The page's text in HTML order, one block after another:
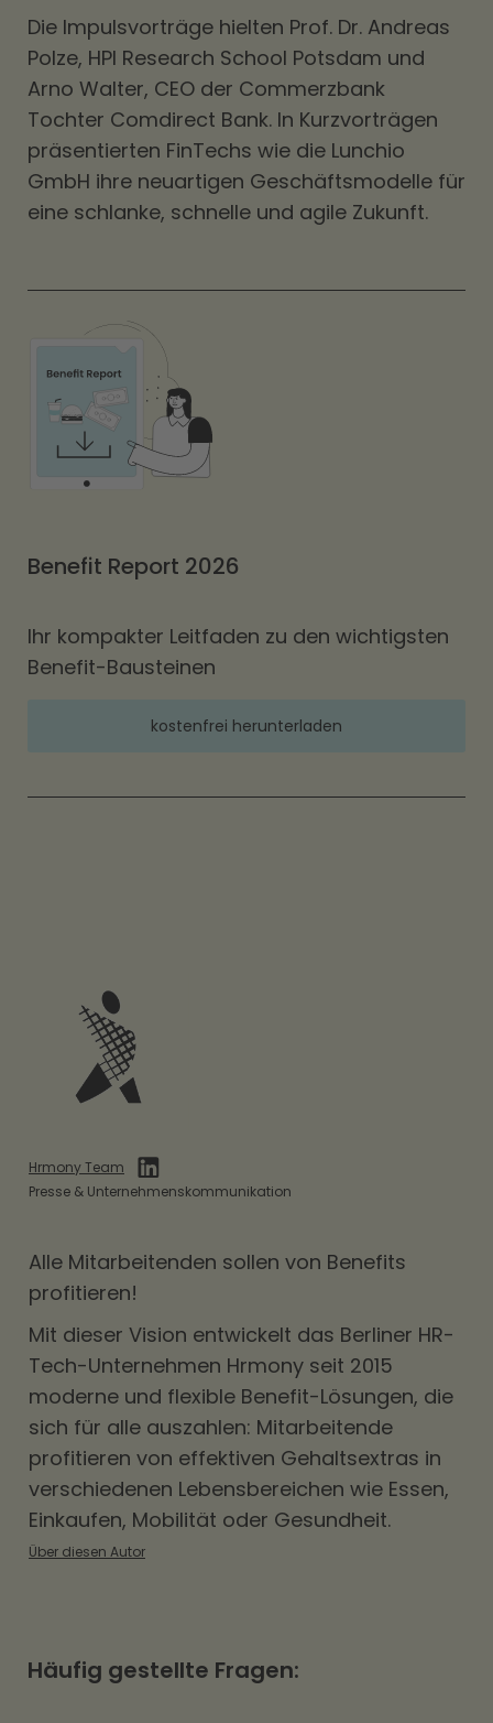
Die Impulsvorträge hielten Prof. Dr. Andreas
Polze, HPI Research School Potsdam und
Arno Walter, CEO der Commerzbank
Tochter Comdirect Bank. In Kurzvorträgen
präsentierten FinTechs wie die Lunchio
GmbH ihre neuartigen Geschäftsmodelle für
eine schlanke, schnelle und agile Zukunft.
Benefit Report 2026
Ihr kompakter Leitfaden zu den wichtigsten
Benefit-Bausteinen
kostenfrei herunterladen
Hrmony Team
Presse & Unternehmenskommunikation
Alle Mitarbeitenden sollen von Benefits
profitieren!
Mit dieser Vision entwickelt das Berliner HR-
Tech-Unternehmen Hrmony seit 2015
moderne und flexible Benefit-Lösungen, die
sich für alle auszahlen: Mitarbeitende
profitieren von effektiven Gehaltsextras in
verschiedenen Lebensbereichen wie Essen,
Einkaufen, Mobilität oder Gesundheit.
Über diesen Autor
Häufig gestellte Fragen: